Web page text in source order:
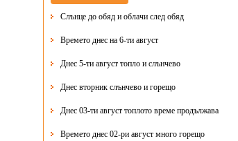
Слънце до обяд и облачи след обяд
Времето днес на 6-ти август
Днес 5-ти август топло и слънчево
Днес вторник слънчево и горещо
Днес 03-ти август топлото време продължава
Времето днес 02-ри август много горещо